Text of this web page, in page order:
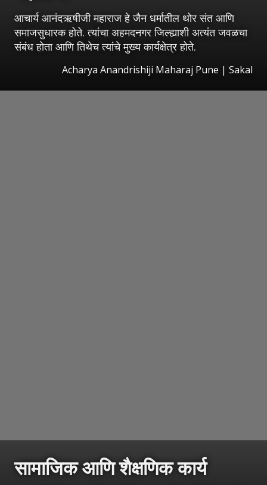
आचार्य आनंदऋषीजी महाराज हे जैन धर्मातील थोर संत आणि
समाजसुधारक होते. त्यांचा अहमदनगर जिल्ह्याशी अत्यंत जवळचा
संबंध होता आणि तिथेच त्यांचे मुख्य कार्यक्षेत्र होते.
Acharya Anandrishiji Maharaj Pune | Sakal
सामाजिक आणि शैक्षणिक कार्य